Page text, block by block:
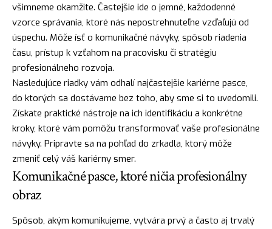
všimneme okamžite. Častejšie ide o jemné, každodenné
vzorce správania, ktoré nás nepostrehnuteľne vzďaľujú od
úspechu. Môže ísť o komunikačné návyky, spôsob riadenia
času, prístup k vzťahom na pracovisku či stratégiu
profesionálneho rozvoja.
Nasledujúce riadky vám odhalí najčastejšie kariérne pasce,
do ktorých sa dostávame bez toho, aby sme si to uvedomili.
Získate praktické nástroje na ich identifikáciu a konkrétne
kroky, ktoré vám pomôžu transformovať vaše profesionálne
návyky. Pripravte sa na pohľad do zrkadla, ktorý môže
zmeniť celý váš kariérny smer.
Komunikačné pasce, ktoré ničia profesionálny
obraz
Spôsob, akým komunikujeme, vytvára prvý a často aj trvalý